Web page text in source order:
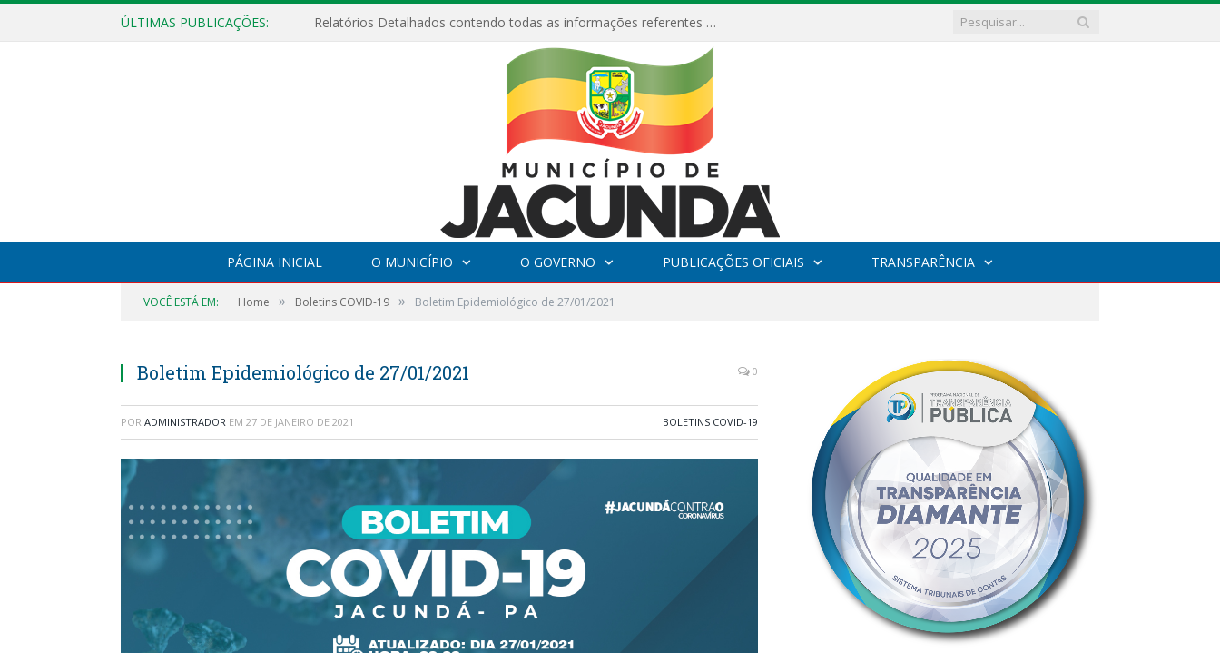
ÚLTIMAS PUBLICAÇÕES: Relatórios Detalhados contendo todas as informações referentes a execução de recursos destinados ao fomento de projetos culturais no Município de Jacundá entre os anos de 2022 ao presente ano de 2026.
PÁGINA INICIAL O MUNICÍPIO O GOVERNO PUBLICAÇÕES OFICIAIS TRANSPARÊNCIA
VOCÊ ESTÁ EM: Home » Boletins COVID-19 » Boletim Epidemiológico de 27/01/2021
Boletim Epidemiológico de 27/01/2021 0
POR ADMINISTRADOR EM 27 DE JANEIRO DE 2021 BOLETINS COVID-19